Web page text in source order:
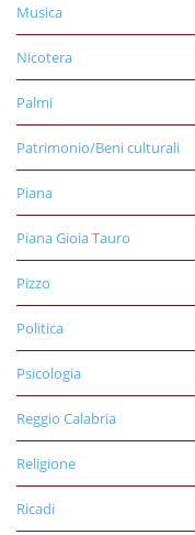
Musica
Nicotera
Palmi
Patrimonio/Beni culturali
Piana
Piana Gioia Tauro
Pizzo
Politica
Psicologia
Reggio Calabria
Religione
Ricadi